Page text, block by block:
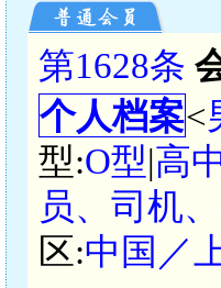
第1628条
个人档案<
型:O型|高
员、司机
区:中国／